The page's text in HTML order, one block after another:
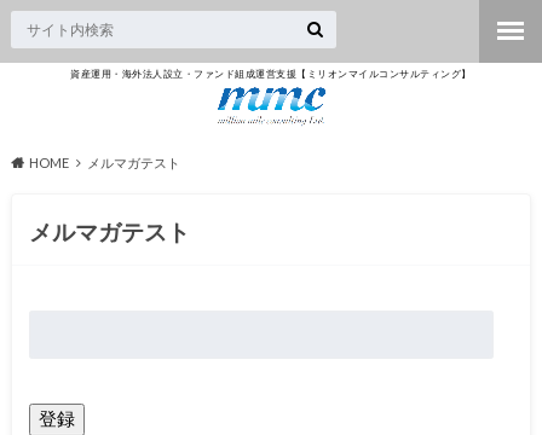
資産運用・海外法人設立・ファンド組成運営支援【ミリオンマイルコンサルティング】
HOME メルマガテスト
メルマガテスト